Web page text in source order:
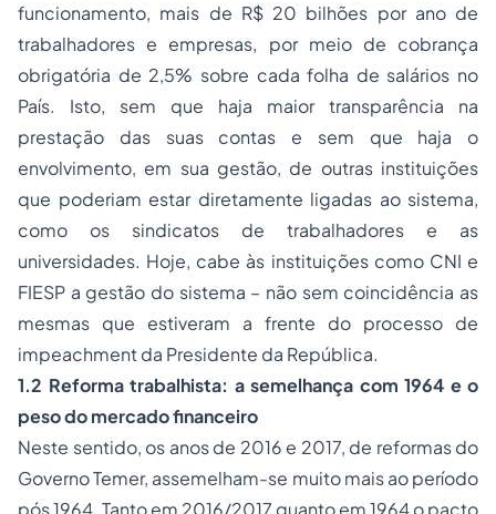
funcionamento, mais de R$ 20 bilhões por ano de
trabalhadores e empresas, por meio de cobrança
obrigatória de 2,5% sobre cada folha de salários no
País. Isto, sem que haja maior transparência na
prestação das suas contas e sem que haja o
envolvimento, em sua gestão, de outras instituições
que poderiam estar diretamente ligadas ao sistema,
como os sindicatos de trabalhadores e as
universidades. Hoje, cabe às instituições como CNI e
FIESP a gestão do sistema – não sem coincidência as
mesmas que estiveram a frente do processo de
impeachment da Presidente da República.
1.2 Reforma trabalhista: a semelhança com 1964 e o
peso do mercado financeiro
Neste sentido, os anos de 2016 e 2017, de reformas do
Governo Temer, assemelham-se muito mais ao período
pós 1964. Tanto em 2016/2017 quanto em 1964 o pacto